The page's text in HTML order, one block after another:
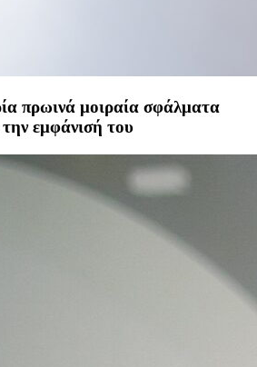
πρωινά μοιραία σφάλματα
την εμφάνισή του